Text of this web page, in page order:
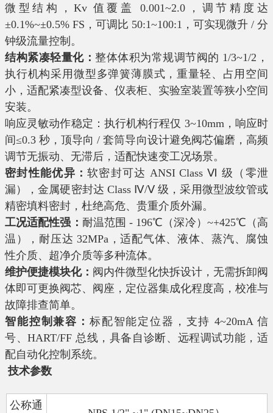
微型结构，Kv 值覆盖 0.001~2.0，调节精度达
±0.1%~±0.5% FS，可调比 50:1~100:1，可实现微升 / 分
钟级流量控制。
结构紧凑轻量化：整体体积为常规调节阀的 1/3~1/2，
执行机构采用微型多弹簧薄膜式，重量轻、占用空间
小，适配紧凑型设备、仪表柜、实验室装置等狭小空间
安装。
响应灵敏动作稳定：执行机构行程仅 3~10mm，响应时
间≤0.3 秒，顶导向 / 套筒导向设计避免阀芯偏磨，高频
调节无振动、无滞后，适配快速变工况场景。
密封性能优异：软密封可达 ANSI Class Ⅵ 级（零泄
漏），金属硬密封达 Class Ⅳ/Ⅴ 级，采用微型波纹管或
精密填料密封，杜绝高危、贵重介质外漏。
工况适配性强： 耐温范围 - 196℃（深冷）~+425℃（高
温），耐压达 32MPa，适配气体、液体、蒸汽、腐蚀
性介质、超净介质等多种流体。
维护便捷模块化： 阀内件微型化快拆设计，无需拆卸阀
体即可更换阀芯、阀座，定位器集成化程度高，校准与
故障排查简单。
智能控制兼容： 标配智能定位器，支持 4~20mA 信
号、HART/FF 总线，具备自诊断、远程调试功能，适
配自动化控制系统。
技术参数
公称通